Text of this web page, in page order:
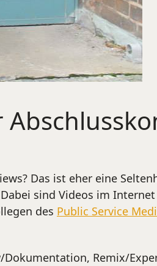
Das ist eher eine
sind Videos im
des Public Service
Remix/